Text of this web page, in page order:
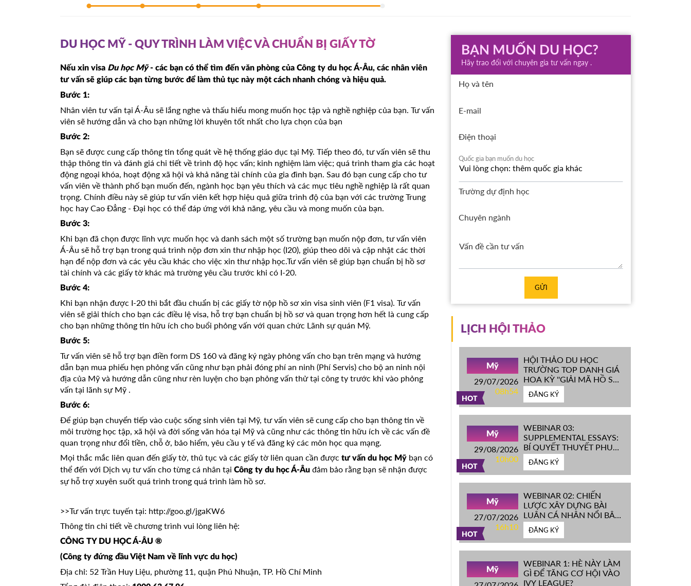
DU HỌC MỸ - QUY TRÌNH LÀM VIỆC VÀ CHUẨN BỊ GIẤY TỜ
Nếu xin visa Du học Mỹ- các bạn có thể tìm đến văn phòng của Công ty du họcÁ-Âu, các nhân viên
tư vấn sẽ giúp các bạn từng bước để làm thủ tục này một cách nhanh chóng và hiệu quả.
Bước 1:
Nhân viên tư vấn tại Á-Âu sẽ lắng nghe và thấu hiểu mong muốn học tập và nghề nghiệp của bạn. Tư vấn
viên sẽ hướng dẫn và cho bạn những lời khuyên tốt nhất cho lựa chọn của bạn
Bước 2:
Bạn sẽ được cung cấp thông tin tổng quát về hệ thống giáo dục tại Mỹ. Tiếp theo đó, tư vấn viên sẽ thu
thập thông tin và đánh giá chi tiết về trình độ học vấn; kinh nghiệm làm việc; quá trình tham gia các hoạt
động ngoại khóa, hoạt động xã hội và khả năng tài chính của gia đình bạn. Sau đó bạn cung cấp cho tư
vấn viên về thành phố bạn muốn đến, ngành học bạn yêu thích và các mục tiêu nghề nghiệp là rất quan
trọng. Chính điều này sẽ giúp tư vấn viên kết hợp hiệu quả giữa trình độ của bạn với các trường Trung
học hay Cao Đẳng - Đại học có thể đáp ứng với khả năng, yêu cầu và mong muốn của bạn.
Bước 3:
Khi bạn đã chọn được lĩnh vực muốn học và danh sách một số trường bạn muốn nộp đơn, tư vấn viên
Á-Âu sẽ hỗ trợ bạn trong quá trình nộp đơn xin thư nhập học (I20), giúp theo dõi và cập nhật các thời
hạn để nộp đơn và các yêu cầu khác cho việc xin thư nhập học.Tư vấn viên sẽ giúp bạn chuẩn bị hồ sơ
tài chính và các giấy tờ khác mà trường yêu cầu trước khi có I-20.
Bước 4:
Khi bạn nhận được I-20 thì bắt đầu chuẩn bị các giấy tờ nộp hồ sơ xin visa sinh viên (F1 visa). Tư vấn
viên sẽ giải thích cho bạn các điều lệ visa, hỗ trợ bạn chuẩn bị hồ sơ và quan trọng hơn hết là cung cấp
cho bạn những thông tin hữu ích cho buổi phỏng vấn với quan chức Lãnh sự quán Mỹ.
Bước 5:
Tư vấn viên sẽ hỗ trợ bạn điền form DS 160 và đăng ký ngày phỏng vấn cho bạn trên mạng và hướng
dẫn bạn mua phiếu hẹn phỏng vấn cũng như bạn phải đóng phí an ninh (Phí Servis) cho bộ an ninh nội
địa của Mỹ và hướng dẫn cũng như rèn luyện cho bạn phỏng vấn thử tại công ty trước khi vào phỏng
vấn tại lãnh sự Mỹ .
Bước 6:
Để giúp bạn chuyển tiếp vào cuộc sống sinh viên tại Mỹ, tư vấn viên sẽ cung cấp cho bạn thông tin về
môi trường học tập, xã hội và đời sống văn hóa tại Mỹ và cũng như các thông tin hữu ích về các vấn đề
quan trọng như đổi tiền, chỗ ở, bảo hiểm, yêu cầu y tế và đăng ký các môn học qua mạng.
Mọi thắc mắc liên quan đến giấy tờ, thủ tục và các giấy tờ liên quan cần được tư vấn du học Mỹ bạn có
thể đến với Dịch vụ tư vấn cho từng cá nhân tại Công ty du học Á-Âu đảm bảo rằng bạn sẽ nhận được
sự hỗ trợ xuyên suốt quá trình trong quá trình làm hồ sơ.
>>Tư vấn trực tuyến tại: http://goo.gl/jgaKW6
Thông tin chi tiết về chương trình vui lòng liên hệ:
CÔNG TY DU HỌC Á-ÂU ®
(Công ty đứng đầu Việt Nam về lĩnh vực du học)
Địa chỉ: 52 Trần Huy Liệu, phường 11, quận Phú Nhuận, TP. Hồ Chí Minh
BẠN MUỐN DU HỌC?
Hãy trao đổi với chuyên gia tư vấn ngay .
Họ và tên
E-mail
Điện thoại
Quốc gia bạn muốn du học
Trường dự định học
Chuyên ngành
GỬI
LỊCH HỘI THẢO
HOT
Mỹ
29/07/2026
08h54
HỘI THẢO DU HỌC
TRƯỜNG TOP DANH GIÁ
HOA KỲ ''GIẢI MÃ HỒ SƠ
IVY LEAGUE''
ĐĂNG KÝ
HOT
Mỹ
29/08/2026
10h00
WEBINAR 03:
SUPPLEMENTAL ESSAYS:
BÍ QUYẾT THUYẾT PHỤC
HỘI ĐỒNG TUYỂN SINH
ĐH TOP ĐẦU MỸ
ĐĂNG KÝ
HOT
Mỹ
27/07/2026
16h10
WEBINAR 02: CHIẾN
LƯỢC XÂY DỰNG BÀI
LUẬN CÁ NHÂN NỔI BẬT
CHINH PHỤC ĐH TOP
ĐẦU MỸ
ĐĂNG KÝ
Mỹ
WEBINAR 1: HÈ NÀY LÀM
GÌ ĐỂ TĂNG CƠ HỘI VÀO
IVY LEAGUE?